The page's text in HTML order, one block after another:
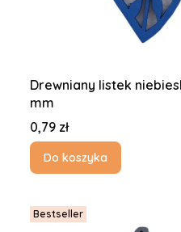
Drewniany listek
mm
Cena
0,79 zł
Do koszyka
Bestseller